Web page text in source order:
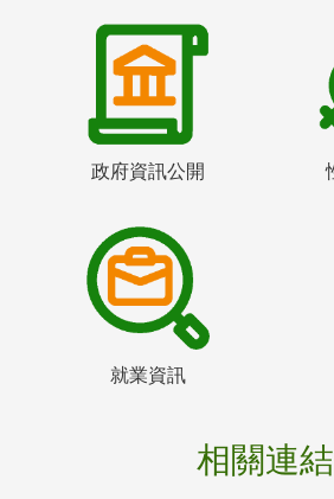
政府資訊公開
就業資訊
相關連結